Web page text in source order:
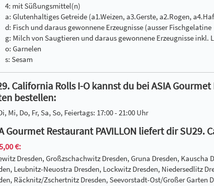
4: mit Süßungsmittel(n)
a: Glutenhaltiges Getreide (a1.Weizen, a3.Gerste, a2.Rogen,
d: Fisch und daraus gewonnene Erzeugnisse (ausser Fischgelatine
g: Milch von Saugtieren und daraus gewonnene Erzeugnisse inkl.
o: Garnelen
s: Sesam
California Rolls I-O kannst du bei ASIA
bestellen:
Mi, Do, Fr, Sa, So, Feiertags: 17:00 - 21:00 Uhr
Gourmet Restaurant PAVILLON liefert dir SU29.
€:
Dresden, Großzschachwitz Dresden, Gruna Dresden,
Leubnitz-Neuostra Dresden, Lockwitz Dresden, Niedersedlitz
Räcknitz/Zschertnitz Dresden, Seevorstadt-Ost/Großer Garten